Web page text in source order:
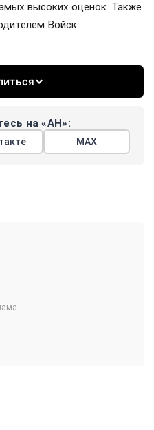
высоких оценок. Также
Войск
на «АН»:
МАХ